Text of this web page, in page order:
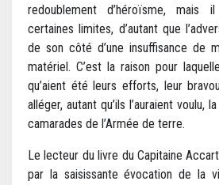
redoublement d’héroïsme, mais
certaines limites, d’autant que
de son côté d’une insuffisance de
matériel. C’est la raison pour
qu’aient été leurs efforts, leur
alléger, autant qu’ils l’auraient voulu,
camarades de l’Armée de terre.
Le lecteur du livre du Capitaine
par la saisissante évocation de la